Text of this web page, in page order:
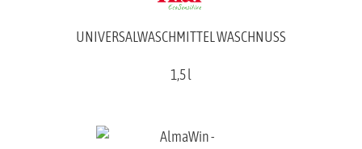
UNIVERSALWASCHMITTEL WASCHNUSS
1,5 l